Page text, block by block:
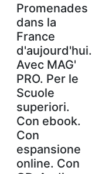
Promenades
dans la
France
d'aujourd'hui.
Avec MAG'
PRO. Per le
Scuole
superiori.
Con ebook.
Con
espansione
online. Con